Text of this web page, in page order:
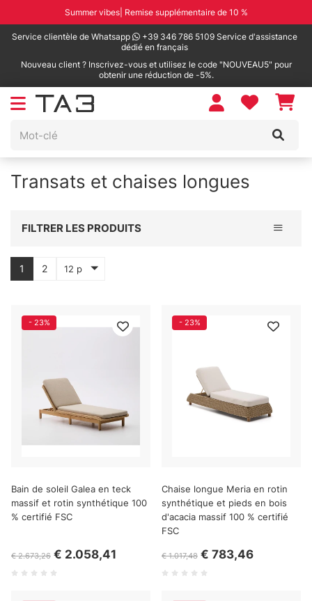
Summer vibes| Remise supplémentaire de 10 %
Service clientèle de Whatsapp
+39 346 786 5109 Service d'assistance
dédié en français
Nouveau client ? Inscrivez-vous et utilisez le code "NOUVEAU5" pour
obtenir une réduction de -5%.
Transats et chaises longues
Toggle
FILTRER LES PRODUITS
1 2 12 p
- 23%
Bain de soleil Galea en teck
massif et rotin synthétique 100
% certifié FSC
€ 2.673,26 € 2.058,41
- 23%
Chaise longue Meria en rotin
synthétique et pieds en bois
d'acacia massif 100 % certifié
FSC
€ 1.017,48 € 783,46